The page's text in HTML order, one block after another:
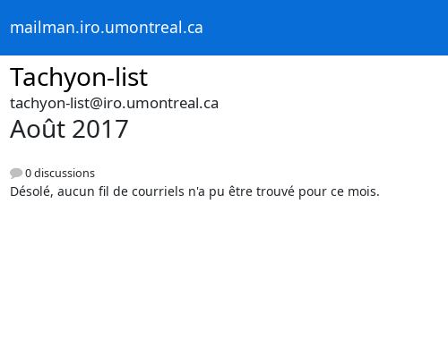
mailman.iro.umontreal.ca
Tachyon-list
tachyon-list@iro.umontreal.ca
Août 2017
0 discussions
Désolé, aucun fil de courriels n'a pu être trouvé pour ce mois.